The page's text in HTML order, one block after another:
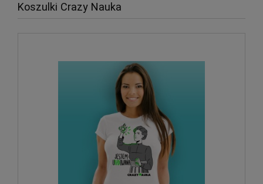
Koszulki Crazy Nauka